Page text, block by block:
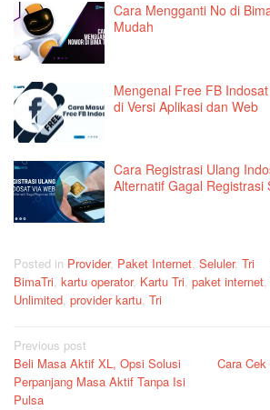
Cara Mengganti No di
Mudah
Mengenal Free FB
di Versi Aplikasi dan Web
Cara Registrasi Ulang
Alternatif Gagal Registrasi
Posted in Provider, Paket Internet Seluler, Tri
BimaTri kartu operator, Kartu Tri paket internet
Unlimited provider kartu Tri
Post
navigation
Previous post
Beli Masa Aktif XL, Opsi Solusi
Perpanjang Masa Aktif Tanpa Isi
Pulsa
Cara